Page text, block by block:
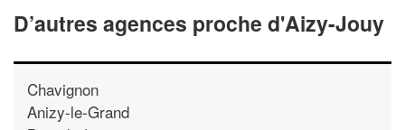
D’autres agences proche d'Aizy-Jouy
Chavignon
Anizy-le-Grand